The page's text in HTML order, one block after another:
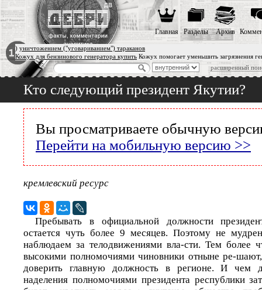
) уничтожением ("уговариванием") тараканов
Кожух для бензинового генератора купить Кожух помогает уменьшить загрязнения
расширенный
Главная Разделы Архив
Кто следующий президент Якутии?
Вы просматриваете обычную
Перейти на мобильную версию >>
кремлевский ресурс
Пребывать в официальной должности
остается чуть более 9 месяцев. Поэтому не
наблюдаем за телодвижениями вла-сти. Тем более
высокими полномочиями чиновники отныне ре-
доверить главную должность в регионе. И чем
наделения полномочиями президента республики